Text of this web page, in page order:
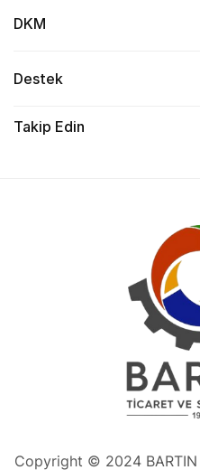
DKM
Destek
Takip Edin
Copyright © 2024 BARTIN